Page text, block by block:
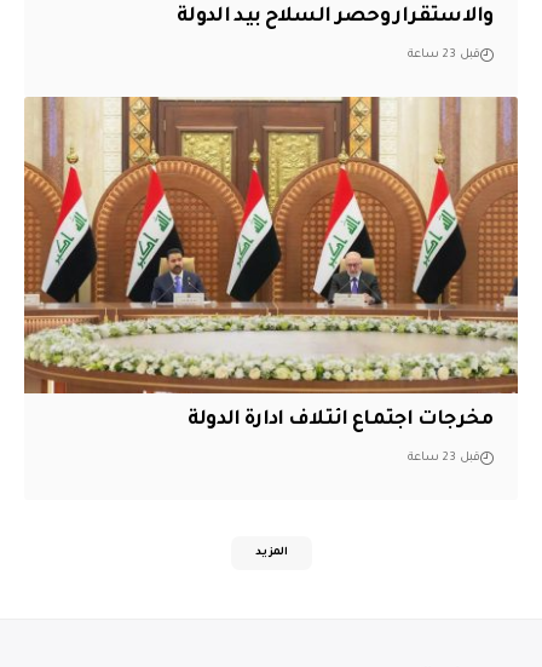
والاستقرار وحصر السلاح بيد الدولة
قبل 23 ساعة
مخرجات اجتماع ائتلاف ادارة الدولة
قبل 23 ساعة
المزيد